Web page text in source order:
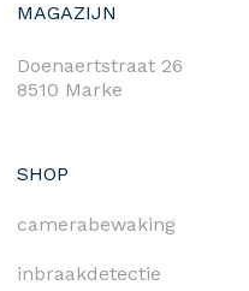
MAGAZIJN
Doenaertstraat 26
8510 Marke
SHOP
camerabewaking
inbraakdetectie